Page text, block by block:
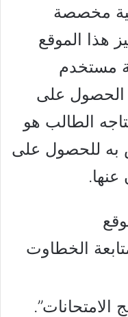
مخصصة
هذا الموقع
مستخدم
على
الطالب هو
به للحصول على
عنها.
الخطاوت
الامتحانات”.